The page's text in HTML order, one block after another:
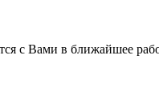
с Вами в ближайшее